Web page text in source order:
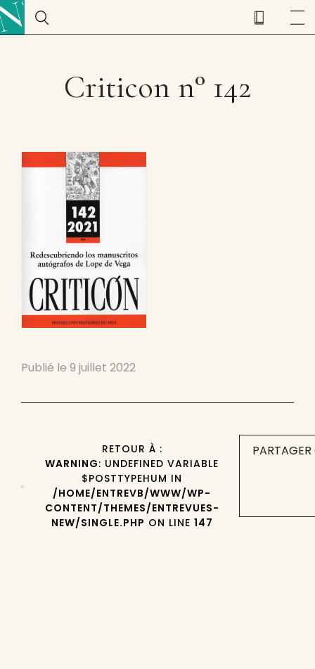
Criticon n° 142
Publié le 9 juillet 2022
RETOUR À :
WARNING: UNDEFINED VARIABLE
$POSTTYPEHUM IN
/HOME/ENTREVB/WWW/WP-
CONTENT/THEMES/ENTREVUES-
NEW/SINGLE.PHP ON LINE 147